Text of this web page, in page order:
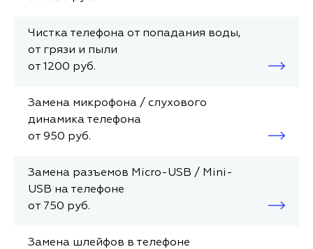
Чистка телефона от попадания воды,
от грязи и пыли
от 1200 руб.
Замена микрофона / слухового
динамика телефона
от 950 руб.
Замена разъемов Micro-USB / Mini-
USB на телефоне
от 750 руб.
Замена шлейфов в телефоне